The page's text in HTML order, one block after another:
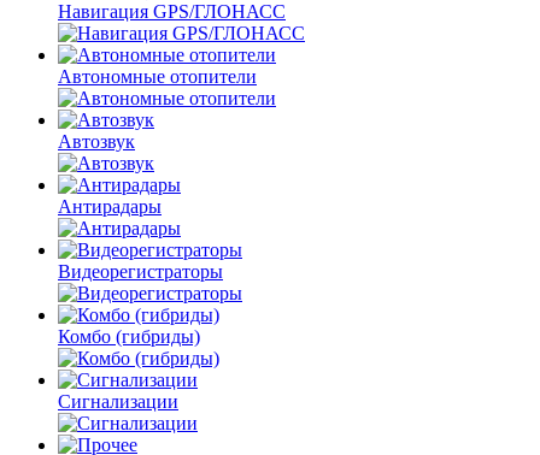
Навигация GPS/ГЛОНАСС
Автономные отопители
Автозвук
Антирадары
Видеорегистраторы
Комбо (гибриды)
Сигнализации